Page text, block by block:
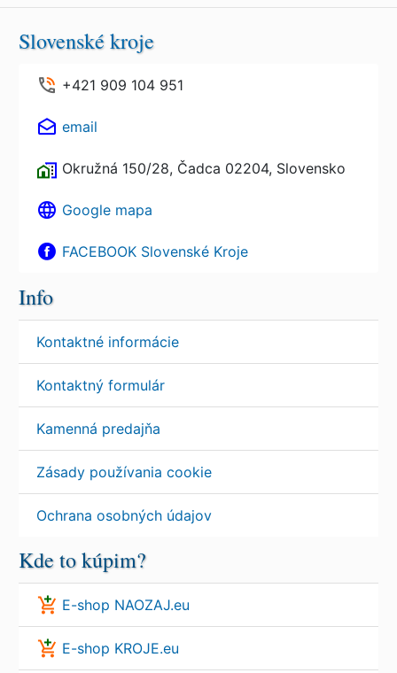
Slovenské kroje
+421 909 104 951
email
Okružná 150/28, Čadca 02204, Slovensko
Google mapa
FACEBOOK Slovenské Kroje
Info
Kontaktné informácie
Kontaktný formulár
Kamenná predajňa
Zásady používania cookie
Ochrana osobných údajov
Kde to kúpim?
E-shop NAOZAJ.eu
E-shop KROJE.eu